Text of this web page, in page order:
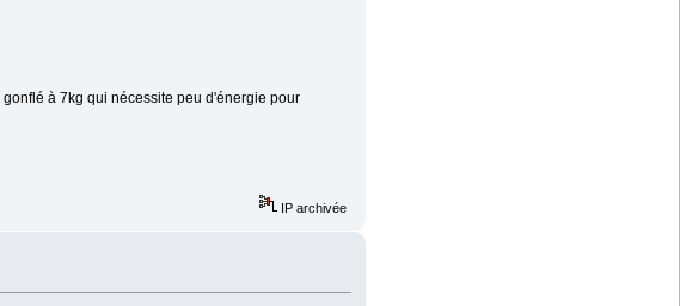
à 7kg qui nécessite peu d'énergie pour
IP archivée